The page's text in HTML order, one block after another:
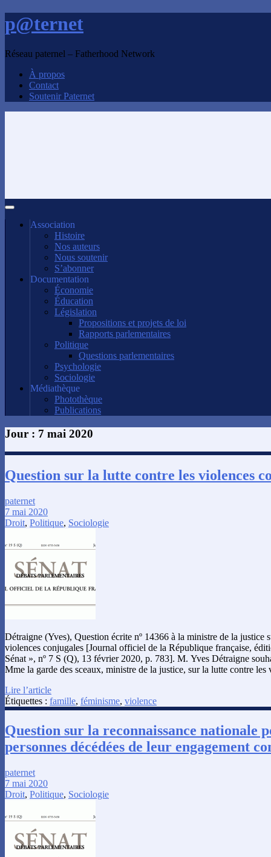
p@ternet
Réseau paternel – Fatherhood Network
À propos
Contact
Soutenir Paternet
Association
Histoire
Nos auteurs
Nous soutenir
S’abonner
Documentation
Économie
Éducation
Législation
Propositions et projets de loi
Rapports parlementaires
Politique
Questions parlementaires
Psychologie
Sociologie
Médiathèque
Photothèque
Publications
Jour : 7 mai 2020
Question sur la lutte contre les violences
paternet
7 mai 2020
Droit, Politique, Sociologie
Détraigne (Yves), Question écrite nº 14366 à la ministre de la justice
violences conjugales [Journal officiel de la République française,
Sénat », nº 7 S (Q), 13 février 2020, p. 783]. M. Yves Détraigne
Mme la garde des sceaux, ministre de la justice, sur la lutte contre
Lire l’article
Étiquettes : famille, féminisme, violence
Question sur la reconnaissance nationale
personnes décédées de leur engagement
paternet
7 mai 2020
Droit, Politique, Sociologie